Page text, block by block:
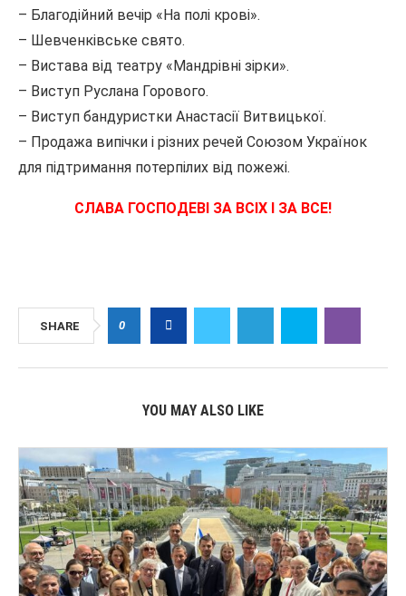
– Благодійний вечір «На полі крові».
– Шевченківське свято.
– Вистава від театру «Мандрівні зірки».
– Виступ Руслана Горового.
– Виступ бандуристки Анастасії Витвицької.
– Продажа випічки і різних речей Союзом Українок
для підтримання потерпілих від пожежі.
СЛАВА ГОСПОДЕВІ ЗА ВСІХ І ЗА ВСЕ!
SHARE 0
YOU MAY ALSO LIKE